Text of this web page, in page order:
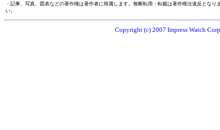
・記事、写真、図表などの著作権は著作者に帰属します。無断転用・転載は著作権法違反とな
い。
Copyright (c) 2007 Impress Watch